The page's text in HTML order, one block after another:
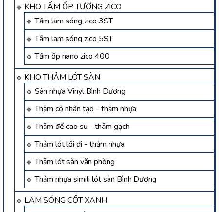
KHO TẤM ỐP TƯỜNG ZICO
Tấm lam sóng zico 3ST
Tấm lam sóng zico 5ST
Tấm ốp nano zico 400
KHO THẢM LÓT SÀN
Sàn nhựa Vinyl Bình Dương
Thảm cỏ nhân tạo - thảm nhựa
Thảm đế cao su - thảm gạch
Thảm lót lối đi - thảm nhựa
Thảm lót sàn văn phòng
Thảm nhựa simili lót sàn Bình Dương
LAM SÓNG CỐT XANH